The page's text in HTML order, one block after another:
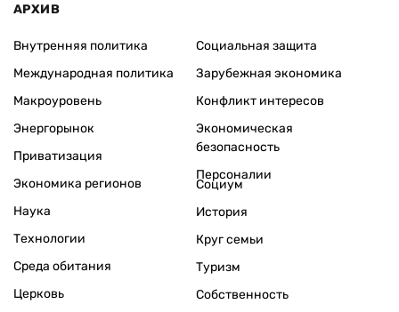
АРХИВ
Внутренняя политика
Международная политика
Макроуровень
Энергорынок
Приватизация
Экономика регионов
Социальная защита
Зарубежная экономика
Конфликт интересов
Экономическая
безопасность
Персоналии
Наука
Технологии
Среда обитания
Церковь
Социум
История
Круг семьи
Туризм
Собственность